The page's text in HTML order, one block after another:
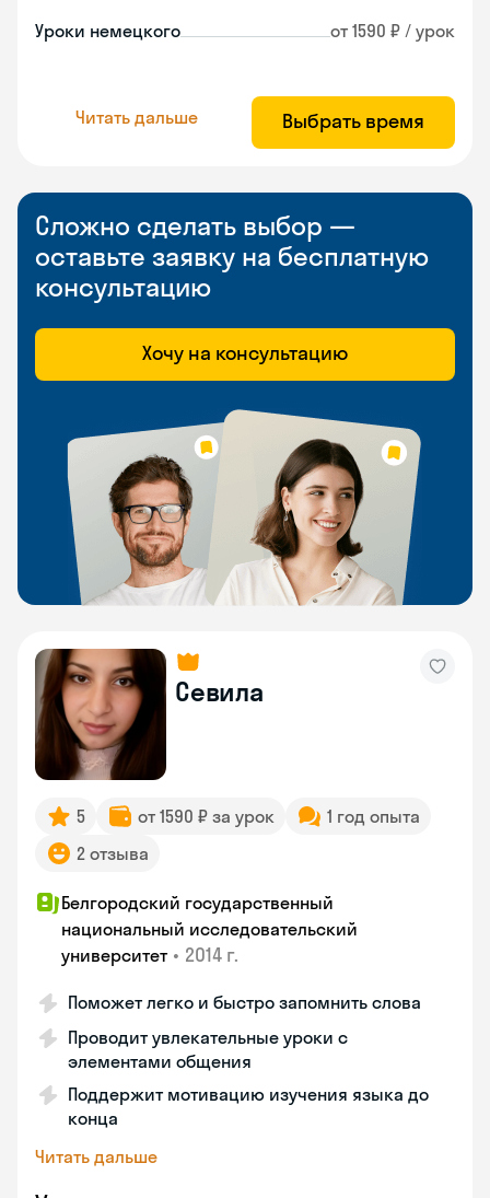
Уроки немецкого от 1590 ₽ / урок
Читать дальше Выбрать время
Сложно сделать выбор —
оставьте заявку на бесплатную
консультацию
Хочу на консультацию
Севила
5 от 1590 ₽ за урок
1 год опыта
2 отзыва
Белгородский государственный
национальный исследовательский
университет • 2014 г.
Поможет легко и быстро запомнить слова
Проводит увлекательные уроки с
элементами общения
Поддержит мотивацию изучения языка до
конца
Читать дальше